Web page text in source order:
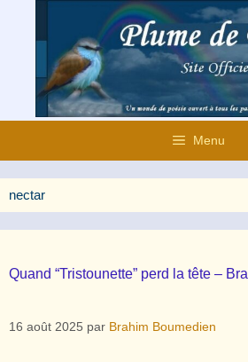
contenu
Menu
nectar
Quand “Tristounette” perd la tête –
16 août 2025 par Brahim Boumedien